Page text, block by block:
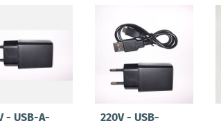
- USB-A- 220V - USB-